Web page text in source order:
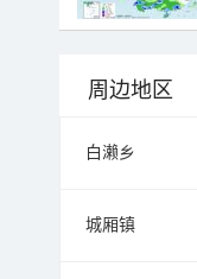
周边地区
白濑乡
城厢镇